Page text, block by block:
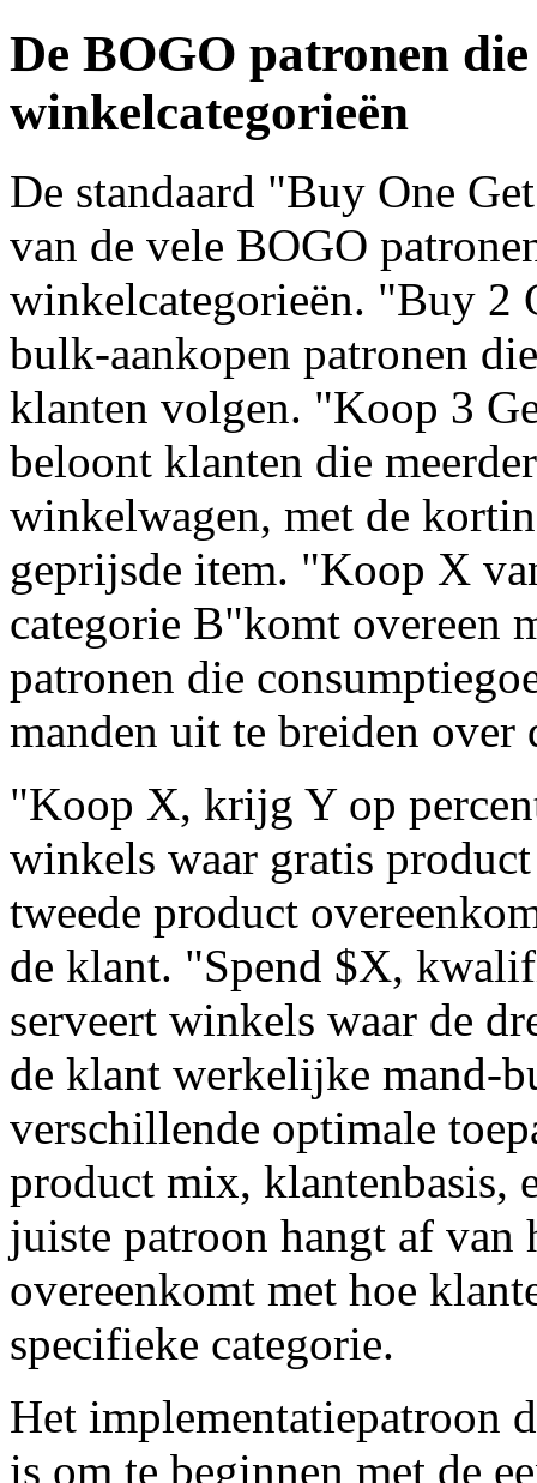
De BOGO patronen
winkelcategorieën
De standaard "Buy One
van de vele BOGO
winkelcategorieën. "Buy 2
bulk-aankopen patronen
klanten volgen. "Koop 3
beloont klanten die
winkelwagen, met de
geprijsde item. "Koop X
categorie B"komt overeen
patronen die
manden uit te breiden over
"Koop X, krijg Y op
winkels waar gratis
tweede product
de klant. "Spend $X,
serveert winkels waar de
de klant werkelijke mand-
verschillende optimale
product mix, klantenbasis,
juiste patroon hangt af
overeenkomt met hoe
specifieke categorie.
Het implementatiepatroon
is om te beginnen met de